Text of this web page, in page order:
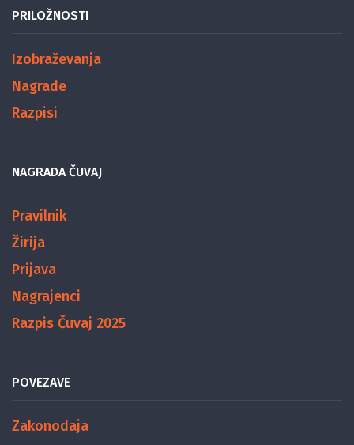
PRILOŽNOSTI
Izobraževanja
Nagrade
Razpisi
NAGRADA ČUVAJ
Pravilnik
Žirija
Prijava
Nagrajenci
Razpis Čuvaj 2025
POVEZAVE
Zakonodaja